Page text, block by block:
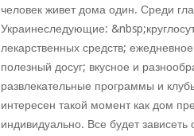
человек живет дома один. Среди
Украинеследующие:
лекарственных средств;
полезный досуг; вкусное и
развлекательные программы и
интересен такой момент как дом
индивидуально. Все будет